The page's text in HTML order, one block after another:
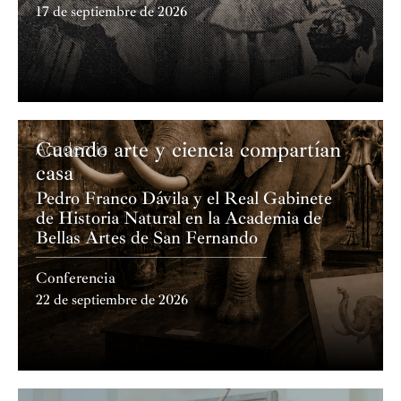
17 de septiembre de 2026
Academia
Cuando arte y ciencia compartían
casa
Pedro Franco Dávila y el Real Gabinete
de Historia Natural en la Academia de
Bellas Artes de San Fernando
Conferencia
22 de septiembre de 2026